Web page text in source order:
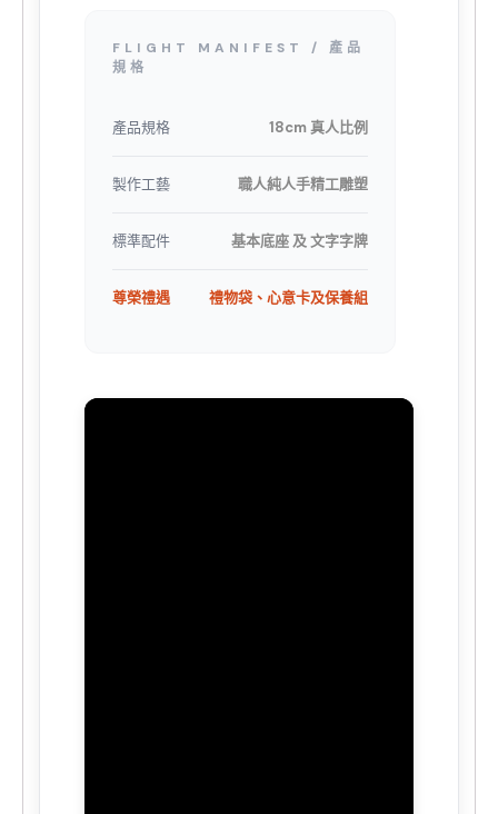
FLIGHT MANIFEST / 產品
規格
產品規格 18cm 真人比例
製作工藝 職人純人手精工雕塑
標準配件 基本底座 及 文字字牌
尊榮禮遇 禮物袋、心意卡及保養組